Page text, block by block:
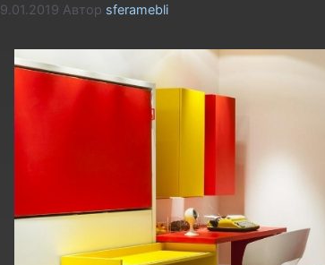
Автор sferamebli